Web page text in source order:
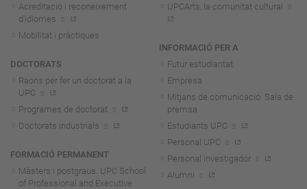
Acreditació i reconeixement
d'idiomes
Mobilitat i pràctiques
DOCTORATS
Raons per fer un doctorat a la
UPC
Programes de doctorat
Doctorats industrials
FORMACIÓ PERMANENT
Màsters i postgraus. UPC School
of Professional and Executive
UPCArts, la comunitat cultural
INFORMACIÓ PER A
Futur estudiantat
Empresa
Mitjans de comunicació. Sala de
premsa
Estudiants UPC
Personal UPC
Personal investigador
Alumni